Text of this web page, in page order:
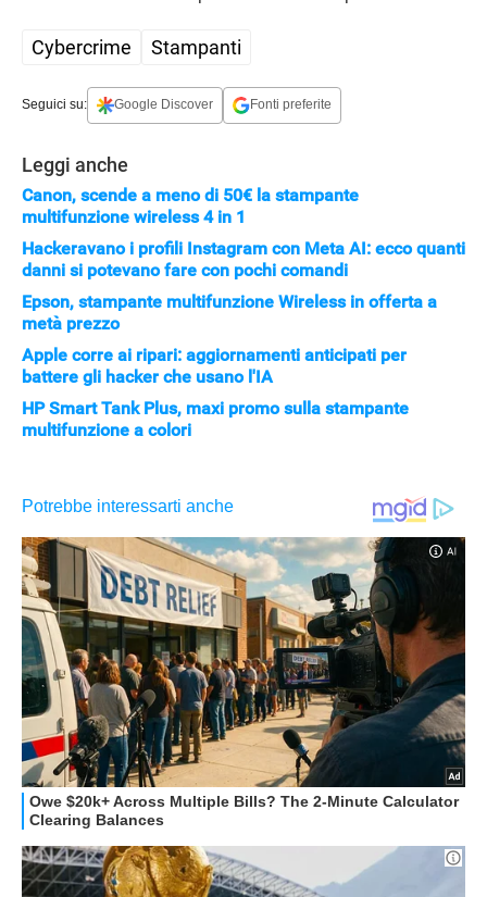
Cybercrime Stampanti
Seguici su: Google Discover Fonti preferite
Leggi anche
Canon, scende a meno di 50€ la stampante
multifunzione wireless 4 in 1
Hackeravano i profili Instagram con Meta AI: ecco quanti
danni si potevano fare con pochi comandi
Epson, stampante multifunzione Wireless in offerta a
metà prezzo
Apple corre ai ripari: aggiornamenti anticipati per
battere gli hacker che usano l'IA
HP Smart Tank Plus, maxi promo sulla stampante
multifunzione a colori